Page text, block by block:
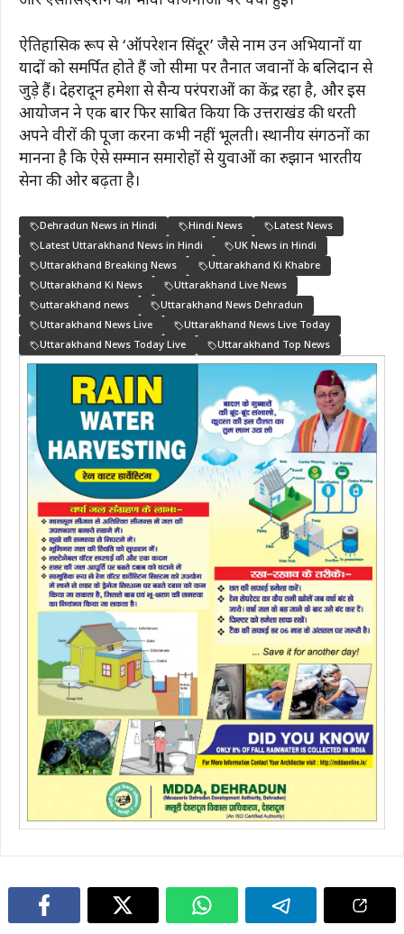
ऐतिहासिक रूप से ‘ऑपरेशन सिंदूर’ जैसे नाम उन अभियानों या
यादों को समर्पित होते हैं जो सीमा पर तैनात जवानों के बलिदान से
जुड़े हैं। देहरादून हमेशा से सैन्य परंपराओं का केंद्र रहा है, और इस
आयोजन ने एक बार फिर साबित किया कि उत्तराखंड की धरती
अपने वीरों की पूजा करना कभी नहीं भूलती। स्थानीय संगठनों का
मानना है कि ऐसे सम्मान समारोहों से युवाओं का रुझान भारतीय
सेना की ओर बढ़ता है।
Dehradun News in Hindi Hindi News
Latest News
Latest Uttarakhand News in Hindi
UK News in Hindi
Uttarakhand Breaking News
Uttarakhand Ki Khabre
Uttarakhand Ki News
Uttarakhand Live News
uttarakhand news
Uttarakhand News Dehradun
Uttarakhand News Live
Uttarakhand News Live Today
Uttarakhand News Today Live
Uttarakhand Top News